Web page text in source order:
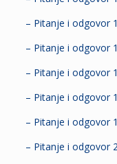
– Pitanje i odgovor
– Pitanje i odgovor
– Pitanje i odgovor
– Pitanje i odgovor
– Pitanje i odgovor
– Pitanje i odgovor